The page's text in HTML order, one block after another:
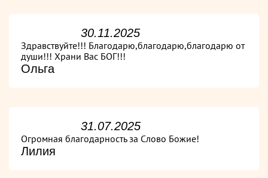
30.11.2025
Здравствуйте!!! Благодарю,благодарю,благодарю от
души!!! Храни Вас БОГ!!!
Ольга
31.07.2025
Огромная благодарность за Слово Божие!
Лилия